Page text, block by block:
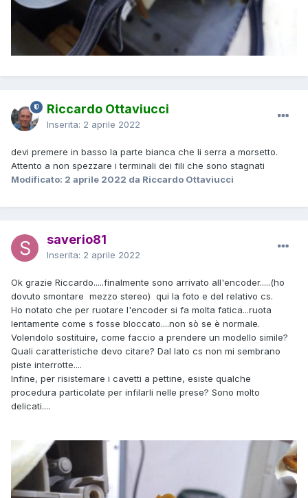
Riccardo Ottaviucci
Inserita: 2 aprile 2022
devi premere in basso la parte bianca che li serra a morsetto.
Attento a non spezzare i terminali dei fili che sono stagnati
Modificato: 2 aprile 2022 da Riccardo Ottaviucci
saverio81
Inserita: 2 aprile 2022
Ok grazie Riccardo.....finalmente sono arrivato all'encoder.....(ho
dovuto smontare mezzo stereo) qui la foto e del relativo cs.
Ho notato che per ruotare l'encoder si fa molta fatica...ruota
lentamente come s fosse bloccato....non sò se è normale.
Volendolo sostituire, come faccio a prendere un modello simile?
Quali caratteristiche devo citare? Dal lato cs non mi sembrano
piste interrotte....
Infine, per risistemare i cavetti a pettine, esiste qualche
procedura particolate per infilarli nelle prese? Sono molto
delicati....